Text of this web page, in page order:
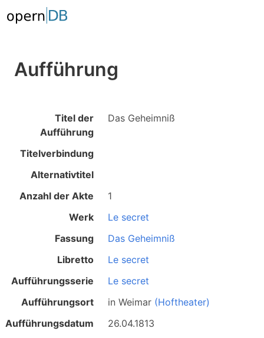
Aufführung
Titel der
Aufführung
Das Geheimniß
Titelverbindung
Alternativtitel
Anzahl der Akte
1
Werk
Le secret
Fassung
Das Geheimniß
Libretto
Le secret
Aufführungsserie
Le secret
Aufführungsort
inWeimar (Hoftheater)
Aufführungsdatum
26.04.1813